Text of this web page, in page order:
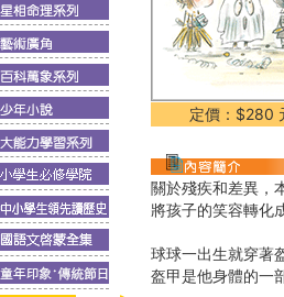
定價：$280
關於殘疾和差異，
將孩子的笑容轉化
球球一出生就穿著
盔甲是他身體的一